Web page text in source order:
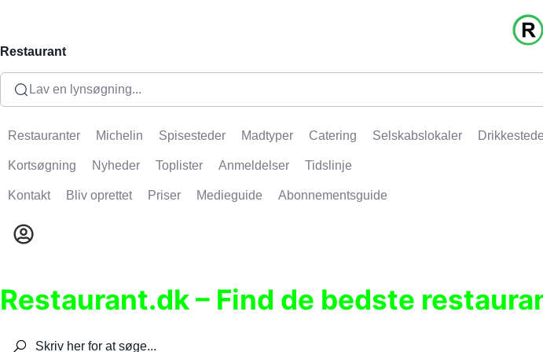
Restaurant
Lav en lynsøgning...
Restauranter Michelin Spisesteder Madtyper Catering Selskabslokaler
Kortsøgning Nyheder Toplister Anmeldelser Tidslinje
Kontakt Bliv oprettet Priser Medieguide Abonnementsguide
Restaurant.dk – Find de bedste